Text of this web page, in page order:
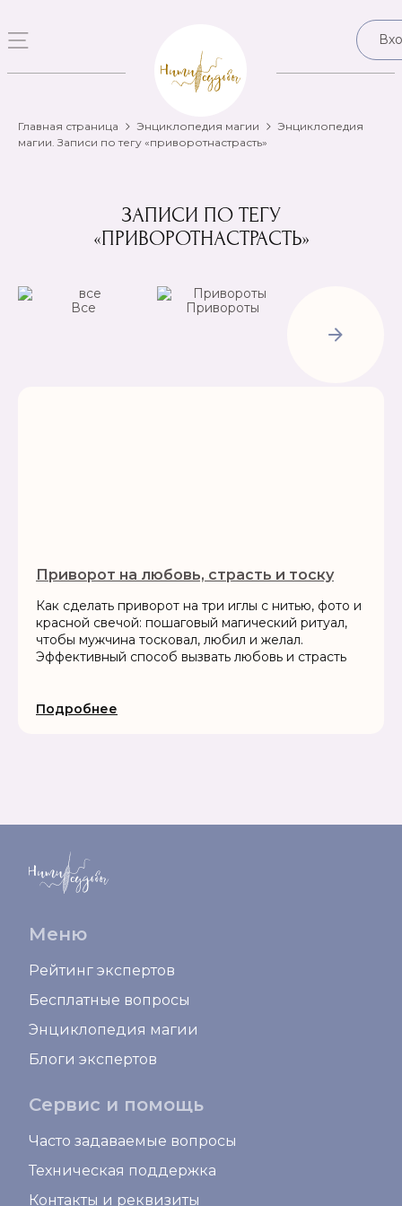
Главная страница Энциклопедия магии
Энциклопедия
магии. Записи по тегу «приворотнастрасть»
ЗАПИСИ ПО ТЕГУ
«ПРИВОРОТНАСТРАСТЬ»
Все
Привороты
Рассорки
Приворот на любовь, страсть и тоску
Как сделать приворот на три иглы с нитью, фото и
красной свечой: пошаговый магический ритуал,
чтобы мужчина тосковал, любил и желал.
Эффективный способ вызвать любовь и страсть
Подробнее
Меню
Рейтинг экспертов
Бесплатные вопросы
Энциклопедия магии
Блоги экспертов
Сервис и помощь
Часто задаваемые вопросы
Техническая поддержка
Контакты и реквизиты